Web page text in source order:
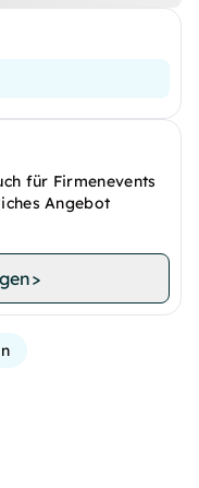
für Firmenevents
Angebot
>